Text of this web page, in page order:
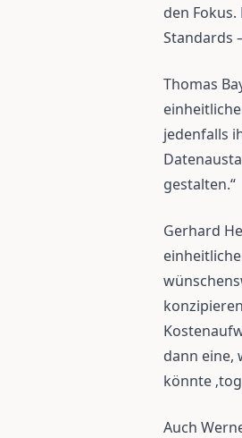
den
Standards
Thomas
jedenfalls
gestalten.“
Gerhard
dann eine,
könnte
Auch